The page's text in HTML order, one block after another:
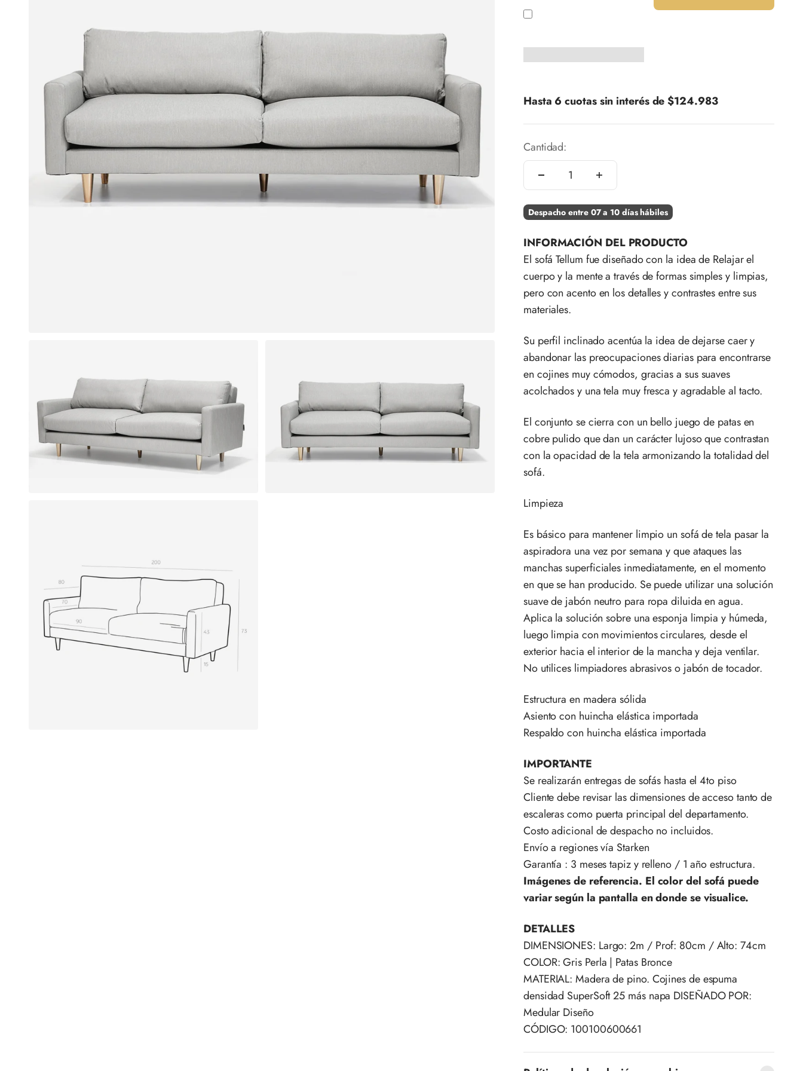
Hasta 6 cuotas sin interés de$124.983
Cantidad:
Despacho entre 07 a 10 días hábiles
INFORMACIÓN DEL PRODUCTO
El sofá Tellum fue diseñado con la idea de Relajar el
cuerpo y la mente a través de formas simples y limpias,
pero con acento en los detalles y contrastes entre sus
materiales.
Su perfil inclinado acentúa la idea de dejarse caer y
abandonar las preocupaciones diarias para encontrarse
en cojines muy cómodos, gracias a sus suaves
acolchados y una tela muy fresca y agradable al tacto.
El conjunto se cierra con un bello juego de patas en
cobre pulido que dan un carácter lujoso que contrastan
con la opacidad de la tela armonizando la totalidad del
sofá.
Limpieza
Es básico para mantener limpio un sofá de tela pasar la
aspiradora una vez por semana y que ataques las
manchas superficiales inmediatamente, en el momento
en que se han producido. Se puede utilizar una solución
suave de jabón neutro para ropa diluida en agua.
Aplica la solución sobre una esponja limpia y húmeda,
luego limpia con movimientos circulares, desde el
exterior hacia el interior de la mancha y deja ventilar.
No utilices limpiadores abrasivos o jabón de tocador.
Estructura en madera sólida
Asiento con huincha elástica importada
Respaldo con huincha elástica importada
IMPORTANTE
Se realizarán entregas de sofás hasta el 4to piso
Cliente debe revisar las dimensiones de acceso tanto de
escaleras como puerta principal del departamento.
Costo adicional de despacho no incluidos.
Envío a regiones vía Starken
Garantía : 3 meses tapiz y relleno / 1 año estructura.
Imágenes de referencia. El color del sofá puede
variar según la pantalla en donde se visualice.
DETALLES
DIMENSIONES: Largo: 2m / Prof: 80cm / Alto: 74cm
COLOR: Gris Perla | Patas Bronce
MATERIAL: Madera de pino. Cojines de espuma
densidad SuperSoft 25 más napa DISEÑADO POR:
Medular Diseño
CÓDIGO: 100100600661